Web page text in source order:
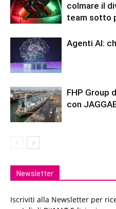
colmare il
team sotto
Agenti AI:
FHP Group
con
Newsletter
Iscriviti alla Newsletter per